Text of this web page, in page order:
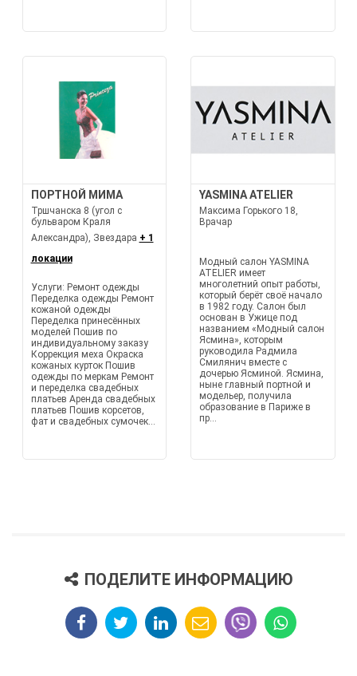
ПОРТНОЙ МИМА
Тршчанска 8 (угол с
бульваром Краля
Александра), Звездара + 1
локации
Услуги: Ремонт одежды
Переделка одежды Ремонт
кожаной одежды
Переделка принесённых
моделей Пошив по
индивидуальному заказу
Коррекция меха Окраска
кожаных курток Пошив
одежды по меркам Ремонт
и переделка свадебных
платьев Аренда свадебных
платьев Пошив корсетов,
фат и свадебных сумочек...
YASMINA ATELIER
Максима Горького 18,
Врачар
Модный салон YASMINA
ATELIER имеет
многолетний опыт работы,
который берёт своё начало
в 1982 году. Салон был
основан в Ужице под
названием «Модный салон
Ясмина», которым
руководила Радмила
Смилянич вместе с
дочерью Ясминой. Ясмина,
ныне главный портной и
модельер, получила
образование в Париже в
пр...
ПОДЕЛИТЕ ИНФОРМАЦИЮ